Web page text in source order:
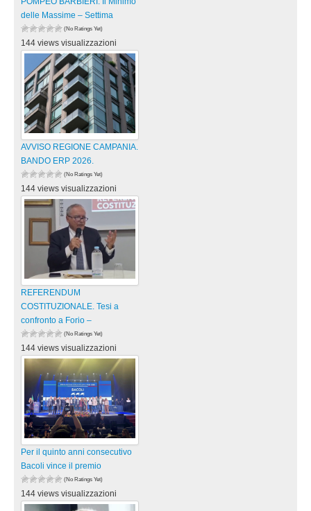
delle Massime – Settima
(No Ratings Yet)
144 views visualizzazioni
AVVISO REGIONE CAMPANIA.
BANDO ERP 2026.
(No Ratings Yet)
144 views visualizzazioni
REFERENDUM
COSTITUZIONALE. Tesi a
confronto a Forio –
(No Ratings Yet)
144 views visualizzazioni
Per il quinto anni consecutivo
Bacoli vince il premio
(No Ratings Yet)
144 views visualizzazioni